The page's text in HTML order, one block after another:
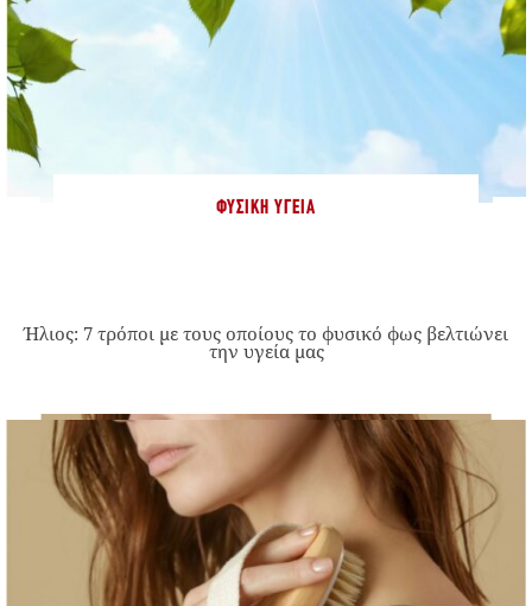
ΦΥΣΙΚΉ ΥΓΕΊΑ
Ήλιος: 7 τρόποι με τους οποίους το φυσικό φως βελτιώνει
την υγεία μας